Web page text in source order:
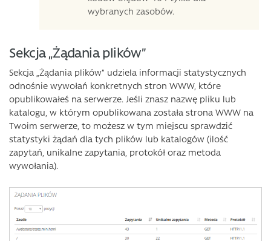
wybranych zasobów.
Sekcja „Żądania plików”
Sekcja „Żądania plików” udziela informacji statystycznych
odnośnie wywołań konkretnych stron WWW, które
opublikowałeś na serwerze. Jeśli znasz nazwę pliku lub
katalogu, w którym opublikowana została strona WWW na
Twoim serwerze, to możesz w tym miejscu sprawdzić
statystyki żądań dla tych plików lub katalogów (ilość
zapytań, unikalne zapytania, protokół oraz metoda
wywołania).